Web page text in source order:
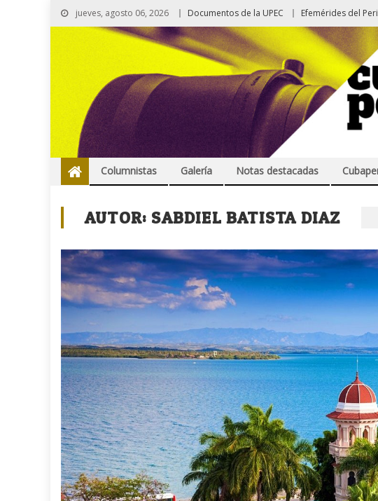
jueves, agosto 06, 2026 Documentos de la UPEC Efemérides del
Columnistas Galería Notas destacadas
AUTOR: SABDIEL BATISTA DIAZ